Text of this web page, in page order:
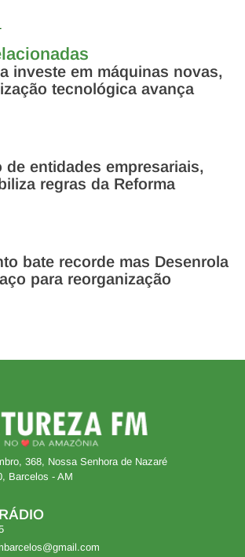
investe em máquinas novas,
tecnológica avança
de entidades empresariais,
regras da Reforma
bate recorde mas Desenrola
para reorganização
368, Nossa Senhora de Nazaré
Barcelos - AM